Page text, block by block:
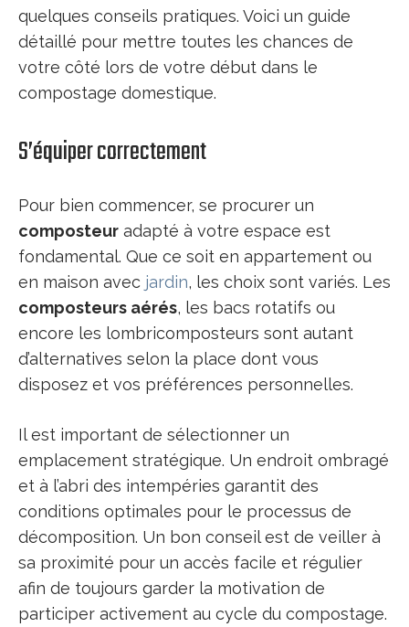
quelques conseils pratiques. Voici un guide
détaillé pour mettre toutes les chances de
votre côté lors de votre début dans le
compostage domestique.
S’équiper correctement
Pour bien commencer, se procurer un
composteur adapté à votre espace est
fondamental. Que ce soit en appartement ou
en maison avec jardin, les choix sont variés. Les
composteurs aérés, les bacs rotatifs ou
encore les lombricomposteurs sont autant
d’alternatives selon la place dont vous
disposez et vos préférences personnelles.
Il est important de sélectionner un
emplacement stratégique. Un endroit ombragé
et à l’abri des intempéries garantit des
conditions optimales pour le processus de
décomposition. Un bon conseil est de veiller à
sa proximité pour un accès facile et régulier
afin de toujours garder la motivation de
participer activement au cycle du compostage.